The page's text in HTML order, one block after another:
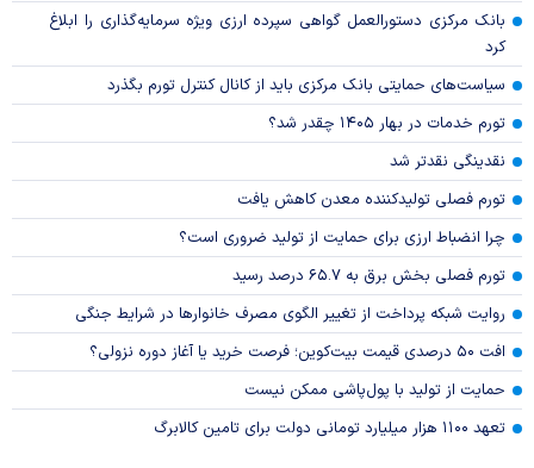
بانک مرکزی دستورالعمل گواهی سپرده ارزی ویژه سرمایه‌گذاری را ابلاغ
کرد
سیاست‌های حمایتی بانک مرکزی باید از کانال کنترل تورم بگذرد
تورم خدمات در بهار ۱۴۰۵ چقدر شد؟
نقدینگی نقدتر شد
تورم فصلی تولیدکننده معدن کاهش یافت
چرا انضباط ارزی برای حمایت از تولید ضروری است؟
تورم فصلی بخش برق به ۶۵.۷ درصد رسید
روایت شبکه پرداخت از تغییر الگوی مصرف خانوار‌ها در شرایط جنگی
افت ۵۰ درصدی قیمت بیت‌کوین؛ فرصت خرید یا آغاز دوره نزولی؟
حمایت از تولید با پول‌پاشی ممکن نیست
تعهد ۱۱۰۰ هزار میلیارد تومانی دولت برای تامین کالابرگ